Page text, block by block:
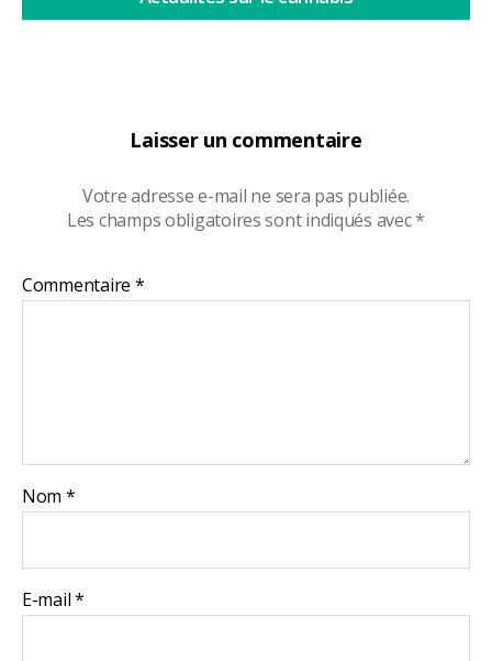
Laisser un commentaire
Votre adresse e-mail ne sera pas publiée.
Les champs obligatoires sont indiqués avec*
Commentaire *
Nom *
E-mail*